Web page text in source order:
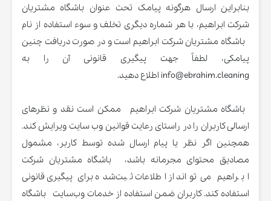
بنابراین ارسال هرگونه پیامک تحت عنوان باشگاه مشتریان
شرکت ابراهیم، با هر شماره دیگری تخلف و سوء استفاده از نام
باشگاه مشتریان شرکت ابراهیم است و در صورت دریافت چنین
پیامکی، لطفاً جهت پیگیری قانونی آن را به
info@ebrahim.cleaning اطلاع دهید.
باشگاه مشتریان شرکت ابراهیم ممکن است نقد و نظرهای
ارسالی کاربران را در راستای رعایت قوانین وب سایت ویرایش کند.
همچنین اگر نظر یا پیام ارسال شده توسط کاربر، مشمول
مصادیق محتوای مجرمانه باشد، باشگاه مشتریان شرکت
ابراهیم می‌تواند از اطلاعات ثبت‌شده برای پیگیری قانونی
استفاده کند. کاربران ضمن استفاده از خدمات وب‌سایت باشگاه